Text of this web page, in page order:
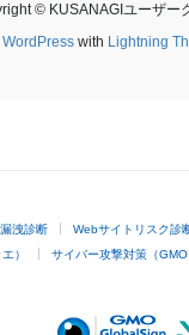
© KUSANAGIユーザー
WordPresswith Lightning
洩診断 Webサイトリスク診
） サイバー攻撃対策（GMO